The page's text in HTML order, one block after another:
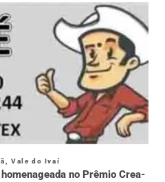
Vale do Ivaí
no Prêmio Crea-